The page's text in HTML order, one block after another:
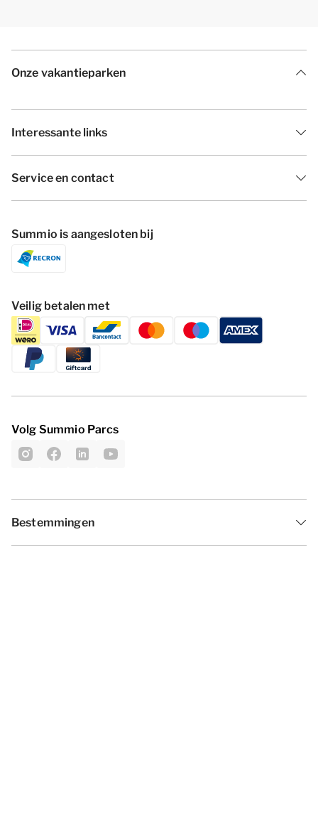
Onze vakantieparken
Interessante links
Service en contact
Summio is aangesloten bij
Veilig betalen met
Volg Summio Parcs
Bestemmingen